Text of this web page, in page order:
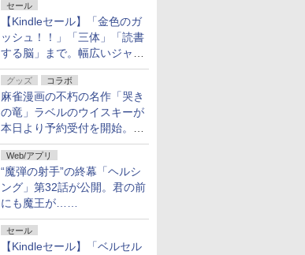
セール
【Kindleセール】「金色のガ
ッシュ！！」「三体」「読書
する脳」まで。幅広いジャン
ルの電子書籍が最大65％オ
フ！「Kindle本サマーセー
ル」第2弾が開催中！
グッズ コラボ
麻雀漫画の不朽の名作「哭き
の竜」ラベルのウイスキーが
本日より予約受付を開始。8
月16日まで
Web/アプリ
“魔弾の射手”の終幕「ヘルシ
ング」第32話が公開。君の前
にも魔王が……
セール
【Kindleセール】「ベルセル